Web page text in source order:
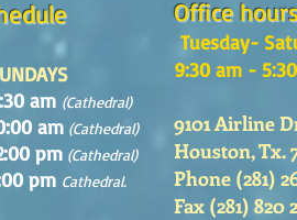
am (Cathedral)
am (Cathedral)
pm (Cathedral)
pm Cathedral.
Office
Tuesday-
9:30 am -
9101 Airline
Houston, Tx.
Phone (281)
Fax (281) 820